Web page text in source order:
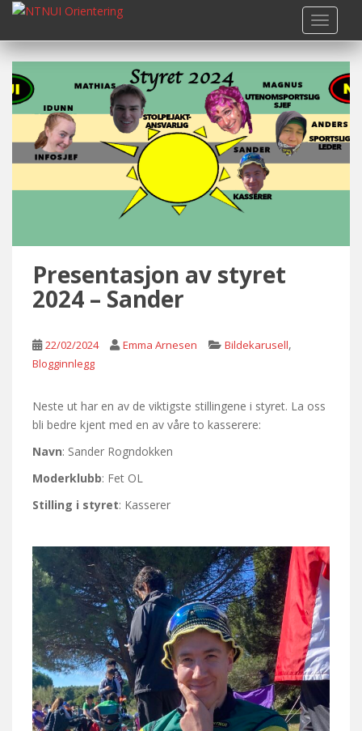
i
Presentasjon av styret
2024 – Sander
22/02/2024 Emma Arnesen Bildekarusell,
Blogginnlegg
Neste ut har en av de viktigste stillingene i styret. La oss
bli bedre kjent med en av våre to kasserere:
Navn: Sander Rogndokken
Moderklubb: Fet OL
Stilling i styret: Kasserer